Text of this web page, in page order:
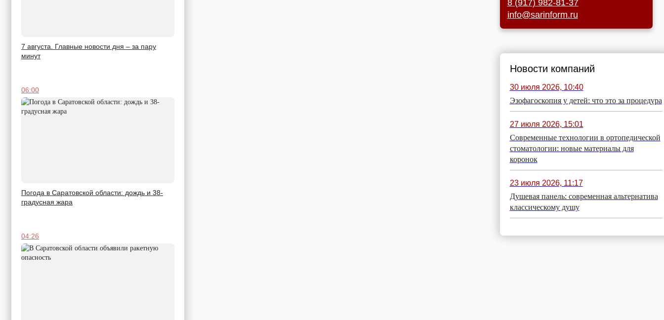
7 августа. Главные новости дня – за пару
минут
06:00
Погода в Саратовской области: дождь и 38-
градусная жара
04:26
8 (917) 982-81-37
info@sarinform.ru
Новости компаний
30 июля 2026, 10:40
Эзофагоскопия у детей: что это за процедура
27 июля 2026, 15:01
Современные технологии в ортопедической
стоматологии: новые материалы для
коронок
23 июля 2026, 11:17
Душевая панель: современная альтернатива
классическому душу